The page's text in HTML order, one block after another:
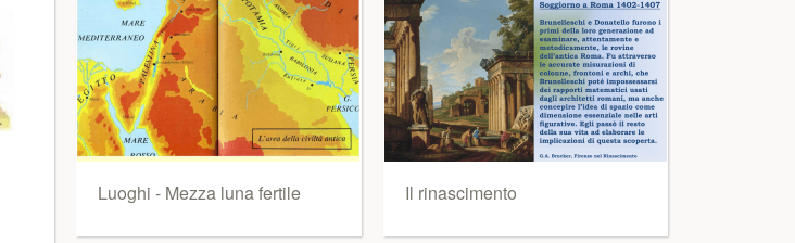
Luoghi - Mezza luna fertile Il rinascimento